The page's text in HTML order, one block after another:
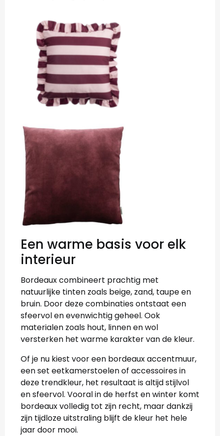
Een warme basis voor elk
interieur
Bordeaux combineert prachtig met
natuurlijke tinten zoals beige, zand, taupe en
bruin. Door deze combinaties ontstaat een
sfeervol en evenwichtig geheel. Ook
materialen zoals hout, linnen en wol
versterken het warme karakter van de kleur.
Of je nu kiest voor een bordeaux accentmuur,
een set eetkamerstoelen of accessoires in
deze trendkleur, het resultaat is altijd stijlvol
en sfeervol. Vooral in de herfst en winter komt
bordeaux volledig tot zijn recht, maar dankzij
zijn tijdloze uitstraling blijft de kleur het hele
jaar door mooi.